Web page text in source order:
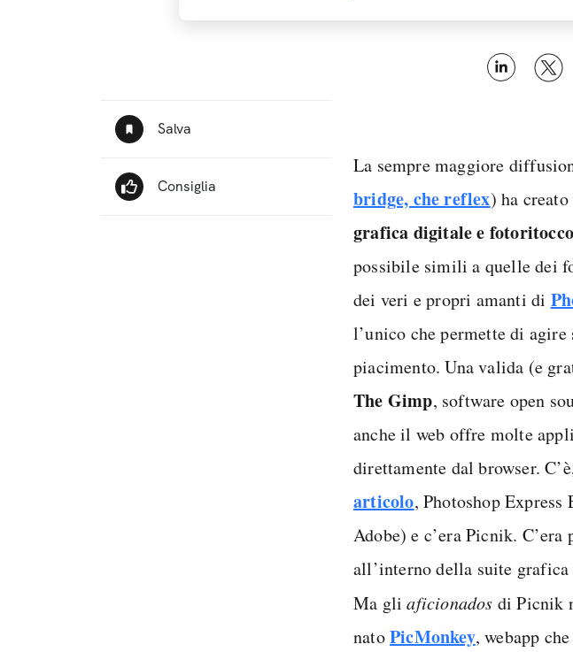
La sempre maggiore
bridge, che reflex) ha
grafica digitale e fotoritocco
possibile simili a quelle dei
dei veri e propri amanti di
l’unico che permette di
piacimento. Una valida (e
The Gimp, software open
anche il web offre molte
direttamente dal browser.
articolo, Photoshop
Adobe) e c’era Picnik.
all’interno della suite
Ma gliaficionados di Picnik
natoPicMonkey, webapp